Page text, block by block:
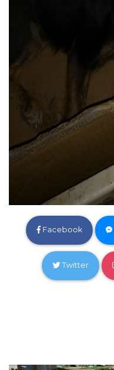
Facebook
Twitter